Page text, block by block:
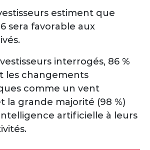
estiment que
sera favorable aux
interrogés, 86 %
les changements
comme un vent
la grande majorité (98 %)
artificielle à leurs